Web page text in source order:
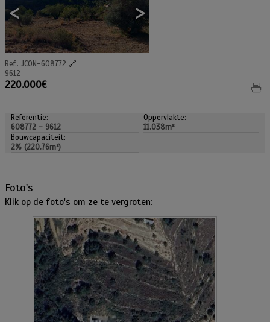
< >
Ref.. JCON-608772 🔗
9612
220.000€
Referentie:
608772 - 9612
Oppervlakte:
11.038m²
Bouwcapaciteit:
2% (220.76m²)
Foto's
Klik op de foto's om ze te vergroten: